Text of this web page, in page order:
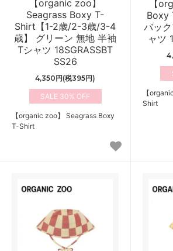
【organic zoo】
Seagrass Boxy T-
Shirt【1-2歳/2-3歳/3-4
歳】 グリーン 無地 半袖
Tシャツ 18SGRASSBT
SS26
4,350円(税395円)
30%
【organic zoo】 Seagrass Boxy
T-Shirt
【
Boxy
バッ
ャツ
【
Shirt